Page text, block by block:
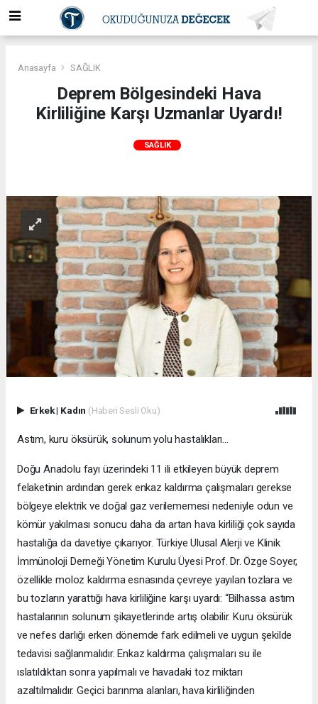
Anasayfa SAĞLIK
Deprem Bölgesindeki Hava
Kirliliğine Karşı Uzmanlar Uyardı!
SAĞLIK
Erkek| Kadın (Haberi Sesli Oku)
Astım, kuru öksürük, solunum yolu hastalıkları…
Doğu Anadolu fayı üzerindeki 11 ili etkileyen büyük deprem
felaketinin ardından gerek enkaz kaldırma çalışmaları gerekse
bölgeye elektrik ve doğal gaz verilememesi nedeniyle odun ve
kömür yakılması sonucu daha da artan hava kirliliği çok sayıda
hastalığa da davetiye çıkarıyor. Türkiye Ulusal Alerji ve Klinik
İmmünoloji Derneği Yönetim Kurulu Üyesi Prof. Dr. Özge Soyer,
özellikle moloz kaldırma esnasında çevreye yayılan tozlara ve
bu tozların yarattığı hava kirliliğine karşı uyardı: “Bilhassa astım
hastalarının solunum şikayetlerinde artış olabilir. Kuru öksürük
ve nefes darlığı erken dönemde fark edilmeli ve uygun şekilde
tedavisi sağlanmalıdır. Enkaz kaldırma çalışmaları su ile
ıslatıldıktan sonra yapılmalı ve havadaki toz miktarı
azaltılmalıdır. Geçici barınma alanları, hava kirliliğinden